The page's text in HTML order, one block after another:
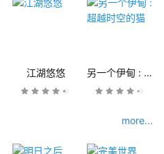
江湖悠悠 另一个伊甸 : 超越时空的猫
more...